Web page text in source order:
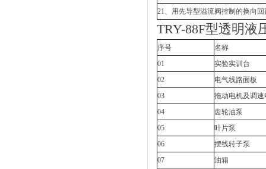
21、用先导型溢流阀控制的换向回
TRY-88F型透明液
序号
名称
01
实验实训台
02
电气线路面板
03
拖动电机及调速
04
齿轮油泵
05
叶片泵
06
摆线转子泵
07
油箱